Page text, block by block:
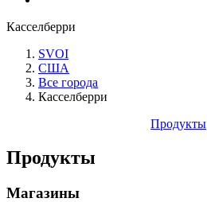
Касселберри
SVOI
США
Все города
Касселберри
Продукты
Продукты
Магазины